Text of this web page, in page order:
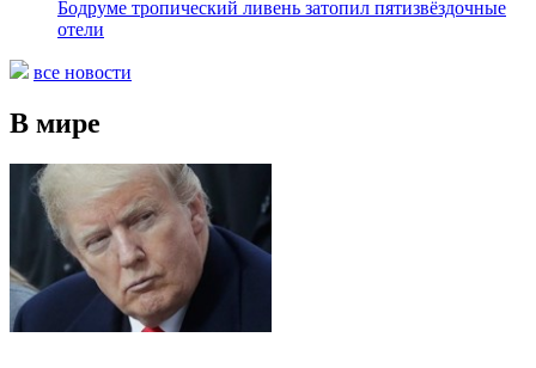
Бодруме тропический ливень затопил пятизвёздочные
отели
все новости
В мире